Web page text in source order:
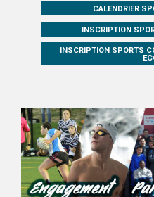
CALENDRIER
INSCRIPTION
INSCRIPTION SPORTS